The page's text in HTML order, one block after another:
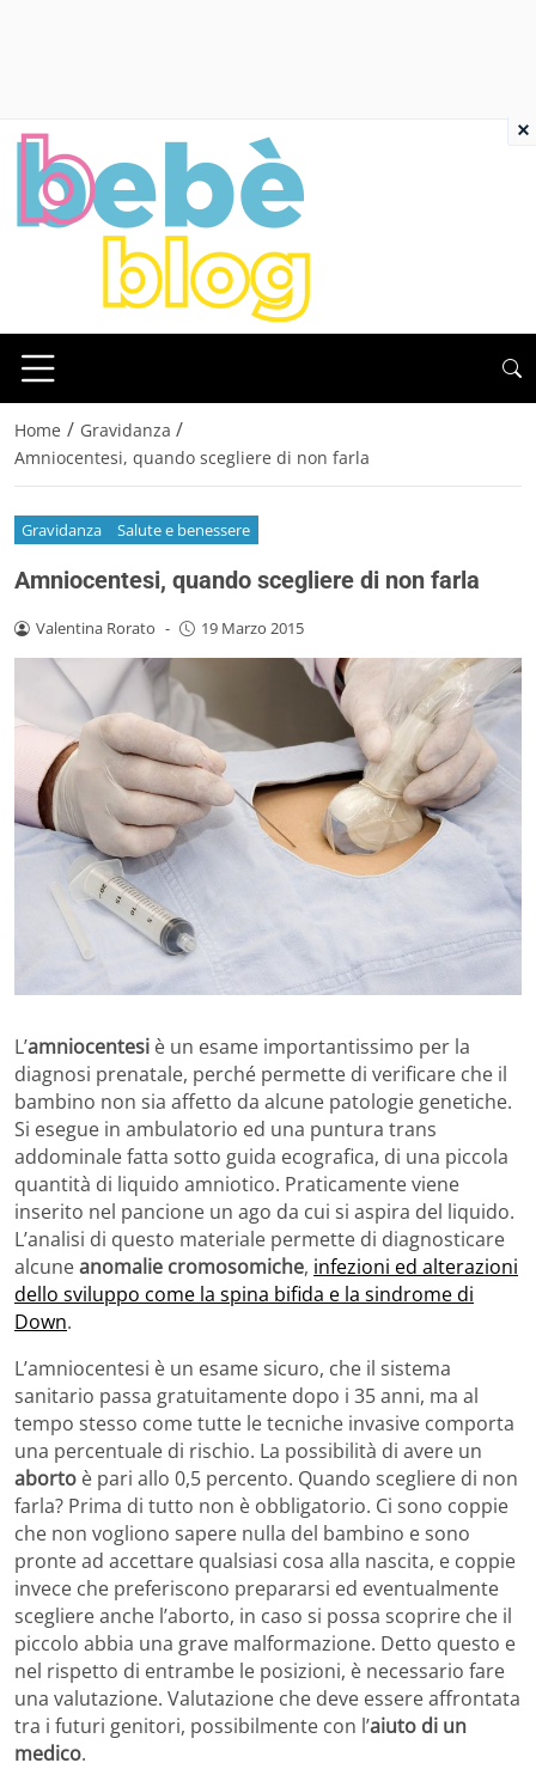
Home / Gravidanza /
Amniocentesi, quando scegliere di non farla
Gravidanza Salute e benessere
Amniocentesi, quando scegliere di non farla
Valentina Rorato - 19 Marzo 2015
L’amniocentesi è un esame importantissimo per la
diagnosi prenatale, perché permette di verificare che il
bambino non sia affetto da alcune patologie genetiche.
Si esegue in ambulatorio ed una puntura trans
addominale fatta sotto guida ecografica, di una piccola
quantità di liquido amniotico. Praticamente viene
inserito nel pancione un ago da cui si aspira del liquido.
L’analisi di questo materiale permette di diagnosticare
alcuneanomalie cromosomiche, infezioni ed alterazioni
dello sviluppo come la spina bifida e la sindrome di
Down.
L’amniocentesi è un esame sicuro, che il sistema
sanitario passa gratuitamente dopo i 35 anni, ma al
tempo stesso come tutte le tecniche invasive comporta
una percentuale di rischio. La possibilità di avere un
aborto è pari allo 0,5 percento. Quando scegliere di non
farla? Prima di tutto non è obbligatorio. Ci sono coppie
che non vogliono sapere nulla del bambino e sono
pronte ad accettare qualsiasi cosa alla nascita, e coppie
invece che preferiscono prepararsi ed eventualmente
scegliere anche l’aborto, in caso si possa scoprire che il
piccolo abbia una grave malformazione. Detto questo e
nel rispetto di entrambe le posizioni, è necessario fare
una valutazione. Valutazione che deve essere affrontata
tra i futuri genitori, possibilmente con l’aiuto di un
medico.
×